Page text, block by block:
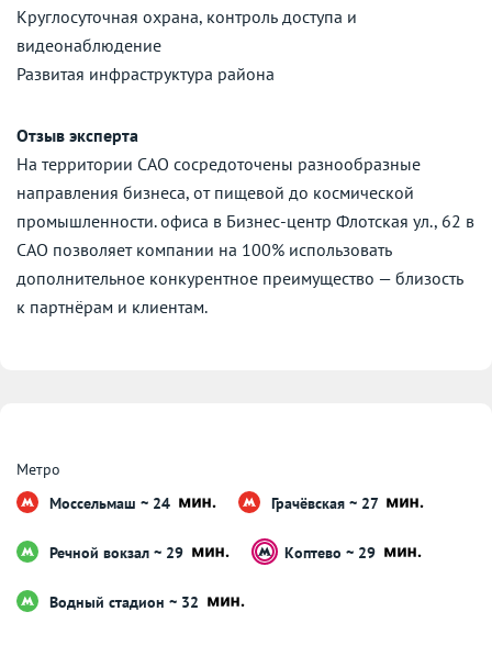
Круглосуточная охрана, контроль доступа и
видеонаблюдение
Развитая инфраструктура района
Отзыв эксперта
На территории САО сосредоточены разнообразные
направления бизнеса, от пищевой до космической
промышленности. офиса в Бизнес-центр Флотская ул., 62 в
САО позволяет компании на 100% использовать
дополнительное конкурентное преимущество — близость
к партнёрам и клиентам.
Метро
Моссельмаш ~ 24
Грачёвская ~ 27
Речной вокзал ~ 29 Коптево ~ 29
Водный стадион ~ 32